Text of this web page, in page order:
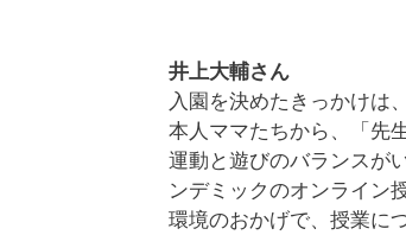
井上大輔さん
入園を決めたきっかけは
本人ママたちから、「先
運動と遊びのバランスが
ンデミックのオンライン
環境のおかげで、授業に